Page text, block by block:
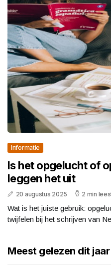
Informatie
Is het opgelucht of
leggen het uit
20 augustus 2025 2 min
Wat is het juiste gebruik:
twijfelen bij het schrijven van
Meest gelezen dit jaar